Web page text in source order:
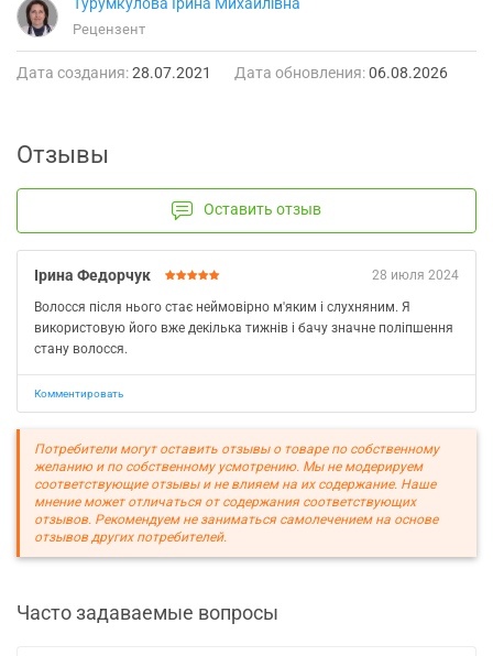
Рецензент
Дата создания:28.07.2021 Дата обновления:06.08.2026
Отзывы
Оставить отзыв
28 июля 2024
Ірина Федорчук
Волосся після нього стає неймовірно м'яким і слухняним. Я
використовую його вже декілька тижнів і бачу значне поліпшення
стану волосся.
Комментировать
Потребители могут оставить отзывы о товаре по собственному
желанию и по собственному усмотрению. Мы не модерируем
соответствующие отзывы и не влияем на их содержание. Наше
мнение может отличаться от содержания соответствующих
отзывов. Рекомендуем не заниматься самолечением на основе
отзывов других потребителей.
Часто задаваемые вопросы